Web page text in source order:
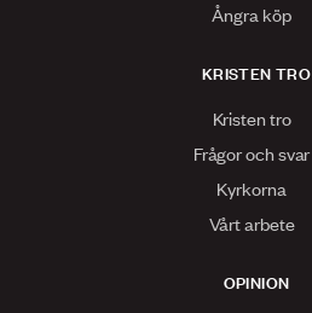
Ångra köp
KRISTEN TRO
Kristen tro
Frågor och svar
Kyrkorna
Vårt arbete
OPINION